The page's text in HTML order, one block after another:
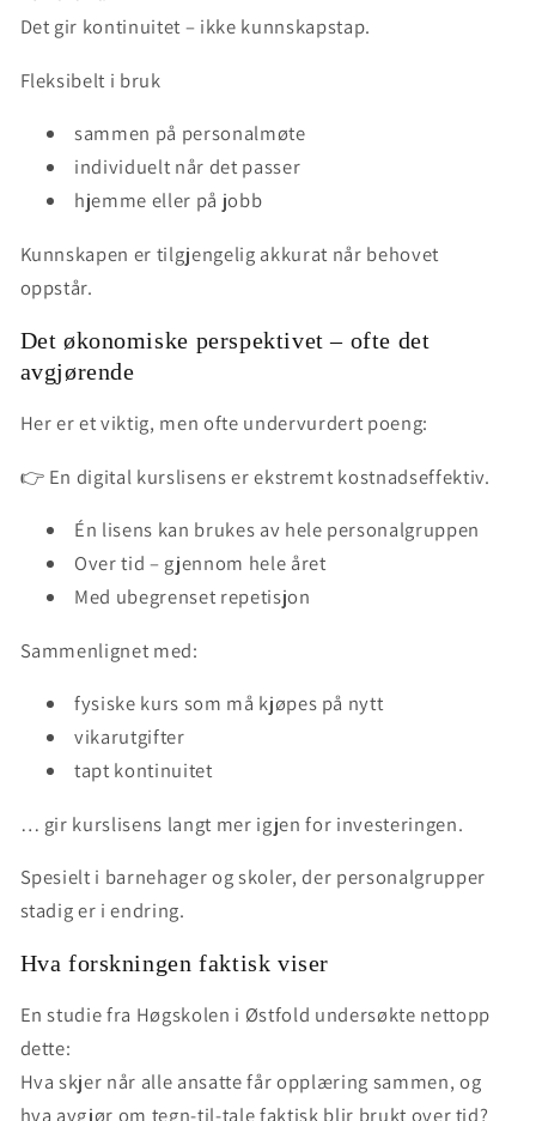
Det gir kontinuitet – ikke kunnskapstap.
Fleksibelt i bruk
sammen på personalmøte
individuelt når det passer
hjemme eller på jobb
Kunnskapen er tilgjengelig akkurat når behovet
oppstår.
Det økonomiske perspektivet – ofte det
avgjørende
Her er et viktig, men ofte undervurdert poeng:
👉 En digital kurslisens er ekstremt kostnadseffektiv.
Én lisens kan brukes av hele personalgruppen
Over tid – gjennom hele året
Med ubegrenset repetisjon
Sammenlignet med:
fysiske kurs som må kjøpes på nytt
vikarutgifter
tapt kontinuitet
… gir kurslisens langt mer igjen for investeringen.
Spesielt i barnehager og skoler, der personalgrupper
stadig er i endring.
Hva forskningen faktisk viser
En studie fra Høgskolen i Østfold undersøkte nettopp
dette:
Hva skjer når alle ansatte får opplæring sammen, og
hva avgjør om tegn-til-tale faktisk blir brukt over tid?